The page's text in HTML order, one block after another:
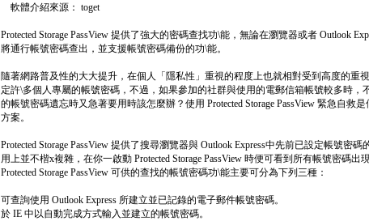
軟體介紹來源： toget
Protected Storage PassView 提供了強大的密碼查找功\能，無論在瀏覽器或者 Outlook
將通行帳號密碼查出，並支援帳號密碼備份的功\能。
隨著網路普及性的大大提升，在個人「隱私性」重視的程度上也就相對受到高度的重
定許\多個人專屬的帳號密碼，不過，如果參加的社群與使用的電郵信箱帳號較多時，
的帳號密碼遺忘時又急著要用時該怎麼辦？使用 Protected Storage PassView 緊急自救
方案。
Protected Storage PassView 提供了搜尋瀏覽器與 Outlook Express中先前已設定帳號密碼
用上並不楷x複雜，在你一啟動 Protected Storage PassView 時便可看到所有帳號密碼出
Protected Storage PassView 可供的查找的帳號密碼功\能主要可分為下列三種：
可查詢使用 Outlook Express 所建立並已記錄的電子郵件帳號密碼。
於 IE 中以自動完成方式輸入並建立的帳號密碼。